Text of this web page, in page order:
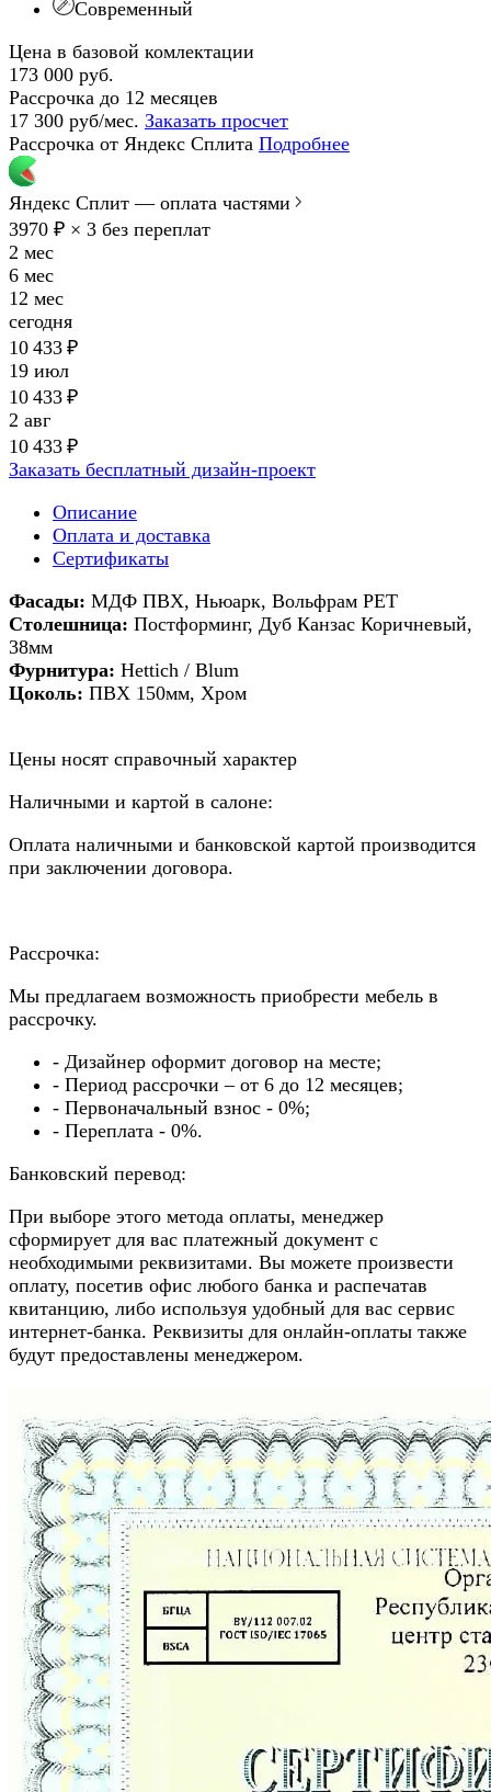
Современный
Цена в базовой комлектации
173 000 руб.
Рассрочка до 12 месяцев
17 300 руб/мес. Заказать просчет
Рассрочка от Яндекс Сплита Подробнее
Яндекс Сплит — оплата частями
3970 ₽ × 3 без переплат
2 мес
6 мес
12 мес
сегодня
10 433 ₽
19 июл
10 433 ₽
2 авг
10 433 ₽
Заказать бесплатный дизайн-проект
Описание
Оплата и доставка
Сертификаты
Фасады: МДФ ПВХ, Ньюарк, Вольфрам PET
Столешница: Постформинг, Дуб Канзас Коричневый,
38мм
Фурнитура: Hettich / Blum
Цоколь: ПВХ 150мм, Хром
Цены носят справочный характер
Наличными и картой в салоне:
Оплата наличными и банковской картой производится
при заключении договора.
Рассрочка:
Мы предлагаем возможность приобрести мебель в
рассрочку.
- Дизайнер оформит договор на месте;
- Период рассрочки – от 6 до 12 месяцев;
- Первоначальный взнос - 0%;
- Переплата - 0%.
Банковский перевод:
При выборе этого метода оплаты, менеджер
сформирует для вас платежный документ с
необходимыми реквизитами. Вы можете произвести
оплату, посетив офис любого банка и распечатав
квитанцию, либо используя удобный для вас сервис
интернет-банка. Реквизиты для онлайн-оплаты также
будут предоставлены менеджером.